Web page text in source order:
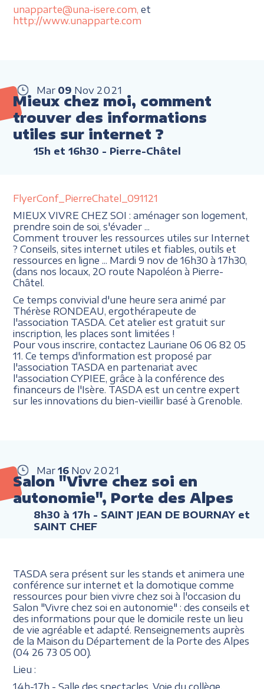
unapparte@una-isere.com, et
http://www.unapparte.com
Mar 09 Nov 2021
Mieux chez moi, comment
trouver des informations
utiles sur internet ?
15h et 16h30 - Pierre-Châtel
FlyerConf_PierreChatel_091121
MIEUX VIVRE CHEZ SOI : aménager son logement,
prendre soin de soi, s'évader ...
Comment trouver les ressources utiles sur Internet
? Conseils, sites internet utiles et fiables, outils et
ressources en ligne ... Mardi 9 nov de 16h30 à 17h30,
(dans nos locaux, 2O route Napoléon à Pierre-
Châtel.
Ce temps convivial d'une heure sera animé par
Thérèse RONDEAU, ergothérapeute de
l'association TASDA. Cet atelier est gratuit sur
inscription, les places sont limitées !
Pour vous inscrire, contactez Lauriane 06 06 82 05
11. Ce temps d'information est proposé par
l'association TASDA en partenariat avec
l'association CYPIEE, grâce à la conférence des
financeurs de l'Isère. TASDA est un centre expert
sur les innovations du bien-vieillir basé à Grenoble.
Mar 16 Nov 2021
Salon "Vivre chez soi en
autonomie", Porte des Alpes
8h30 à 17h - SAINT JEAN DE BOURNAY et
SAINT CHEF
TASDA sera présent sur les stands et animera une
conférence sur internet et la domotique comme
ressources pour bien vivre chez soi à l'occasion du
Salon "Vivre chez soi en autonomie" : des conseils et
des informations pour que le domicile reste un lieu
de vie agréable et adapté. Renseignements auprès
de la Maison du Département de la Porte des Alpes
(04 26 73 05 00).
Lieu :
14h-17h - Salle des spectacles, Voie du collège,